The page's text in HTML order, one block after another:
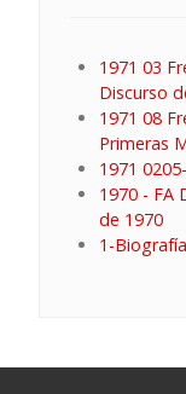
1971 03
Discurso
1971 08
Primeras
1971
1970 - FA
de 1970
1-